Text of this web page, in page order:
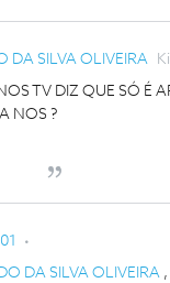
DA SILVA OLIVEIRA
TV DIZ QUE SÓ É
NOS ?
DA SILVA OLIVEIRA